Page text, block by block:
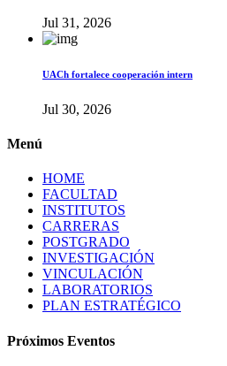
Jul 31, 2026
UACh fortalece cooperación intern
Jul 30, 2026
Menú
HOME
FACULTAD
INSTITUTOS
CARRERAS
POSTGRADO
INVESTIGACIÓN
VINCULACIÓN
LABORATORIOS
PLAN ESTRATÉGICO
Próximos Eventos